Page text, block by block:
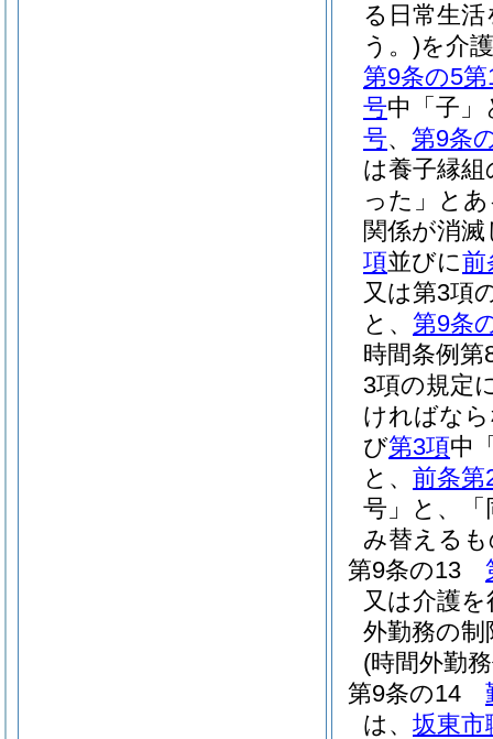
る日常生
う。)を介
第9条の5
号中「子
号、 第9条
は養子縁
った」と
関係が消
項並びに前
又は第3項
と、 第9条
時間条例
3項の規定
ければな
び第3項中
と、 前条第
号」と、
み替える
第9条の13
又は介護
外勤務の
(時間外勤
第9条の14
は、 坂東市